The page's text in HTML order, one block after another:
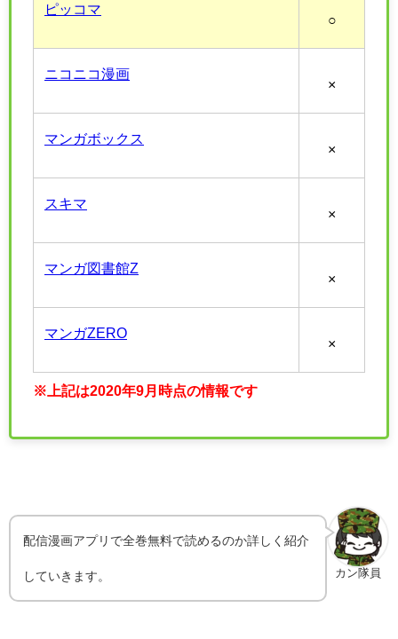
ピッコマ
○
ニコニコ漫画
×
マンガボックス
×
スキマ
×
マンガ図書館Z
×
マンガZERO
×
※上記は2020年9月時点の情報です
カン隊員
配信漫画アプリで全巻無料で読めるのか詳しく紹介
していきます。